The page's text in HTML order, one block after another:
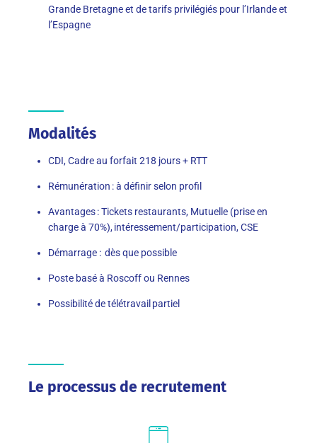
Grande Bretagne et de tarifs privilégiés pour l’Irlande et
l’Espagne
Modalités
CDI, Cadre au forfait 218 jours + RTT
Rémunération : à définir selon profil
Avantages : Tickets restaurants, Mutuelle (prise en
charge à 70%), intéressement/participation, CSE
Démarrage : dès que possible
Poste basé à Roscoff ou Rennes
Possibilité de télétravail partiel
Le processus de recrutement